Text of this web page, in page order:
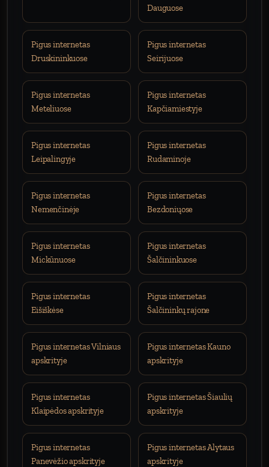
Dauguose
Pigus internetas
Druskininkuose
Pigus internetas
Seirijuose
Pigus internetas
Meteliuose
Pigus internetas
Kapčiamiestyje
Pigus internetas
Leipalingyje
Pigus internetas
Rudaminoje
Pigus internetas
Nemenčinėje
Pigus internetas
Bezdoniųose
Pigus internetas
Mickūnuose
Pigus internetas
Šalčininkuose
Pigus internetas
Eišiškėse
Pigus internetas
Šalčininkų rajone
Pigus internetas Vilniaus
apskrityje
Pigus internetas Kauno
apskrityje
Pigus internetas
Klaipėdos apskrityje
Pigus internetas Šiaulių
apskrityje
Pigus internetas
Panevėžio apskrityje
Pigus internetas Alytaus
apskrityje